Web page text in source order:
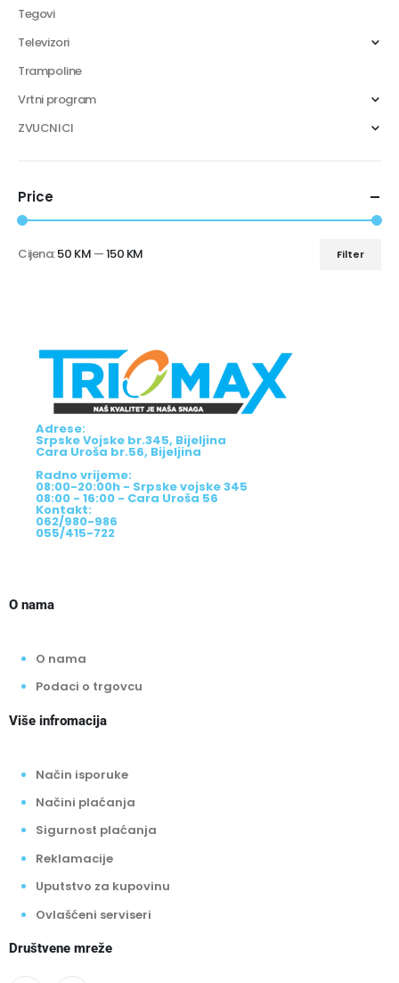
Tegovi
Televizori
Trampoline
Vrtni program
ZVUCNICI
Price
Filter
Cijena:50 KM —150 KM
Adrese:
Srpske Vojske br.345, Bijeljina
Cara Uroša br.56, Bijeljina
Radno vrijeme:
08:00-20:00h - Srpske vojske 345
08:00 - 16:00 - Cara Uroša 56
Kontakt:
062/980-986
055/415-722
O nama
O nama
Podaci o trgovcu
Više infromacija
Način isporuke
Načini plaćanja
Sigurnost plaćanja
Reklamacije
Uputstvo za kupovinu
Ovlašćeni serviseri
Društvene mreže